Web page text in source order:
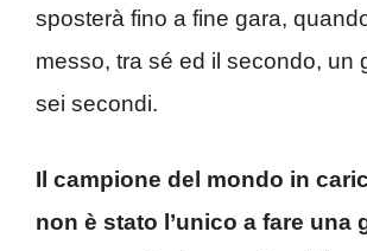
sposterà fino a fine gara,
messo, tra sé ed il secondo, un
sei secondi.
Il campione del mondo in
non è stato l’unico a fare una